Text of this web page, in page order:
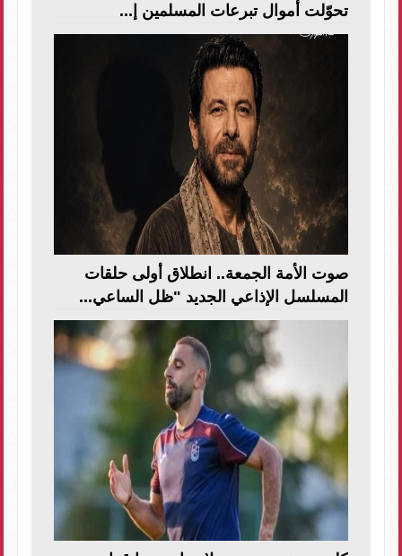
تحوّلت أموال تبرعات المسلمين إ...
صوت الأمة الجمعة.. انطلاق أولى حلقات
المسلسل الإذاعي الجديد "ظل الساعي...